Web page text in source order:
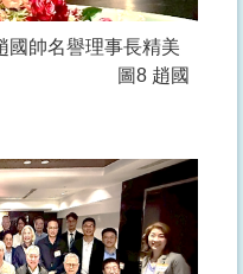
帥名譽理事長精美
8 趙國